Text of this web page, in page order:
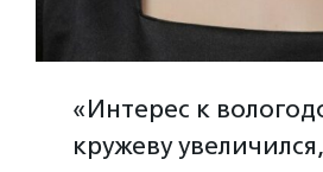
«Интерес к
кружеву